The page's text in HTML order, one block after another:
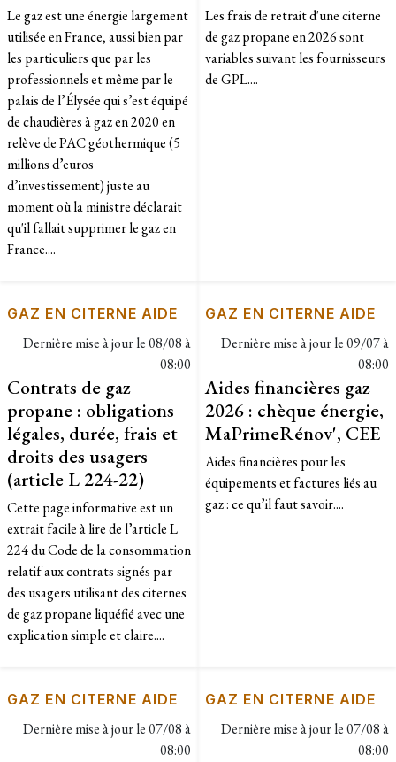
Le gaz est une énergie largement
utilisée en France, aussi bien par
les particuliers que par les
professionnels et même par le
palais de l’Élysée qui s’est équipé
de chaudières à gaz en 2020 en
relève de PAC géothermique (5
millions d’euros
d’investissement) juste au
moment où la ministre déclarait
qu'il fallait supprimer le gaz en
France....
Les frais de retrait d'une citerne
de gaz propane en 2026 sont
variables suivant les fournisseurs
de GPL....
GAZ EN CITERNE AIDE
Dernière mise à jour le08/08 à
08:00
Contrats de gaz
propane : obligations
légales, durée, frais et
droits des usagers
(article L 224-22)
Cette page informative est un
extrait facile à lire de l’article L
224 du Code de la consommation
relatif aux contrats signés par
des usagers utilisant des citernes
de gaz propane liquéfié avec une
explication simple et claire....
GAZ EN CITERNE AIDE
Dernière mise à jour le09/07 à
08:00
Aides financières gaz
2026 : chèque énergie,
MaPrimeRénov', CEE
Aides financières pour les
équipements et factures liés au
gaz : ce qu’il faut savoir....
GAZ EN CITERNE AIDE
Dernière mise à jour le07/08 à
08:00
GAZ EN CITERNE AIDE
Dernière mise à jour le07/08 à
08:00